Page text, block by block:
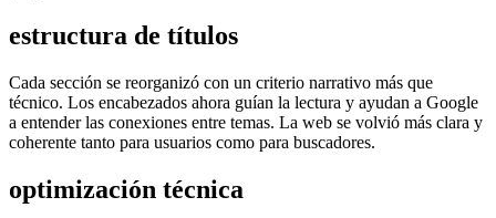
estructura de títulos
Cada sección se reorganizó con un criterio narrativo más que
técnico. Los encabezados ahora guían la lectura y ayudan a Google
a entender las conexiones entre temas. La web se volvió más clara y
coherente tanto para usuarios como para buscadores.
optimización técnica